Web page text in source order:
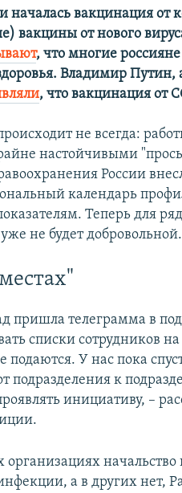
началась вакцинация от
вакцины от нового
, что многие
Владимир
, что вакцинация от
не всегда:
настойчивыми
России
календарь
Теперь для
не будет добровольной.
пришла телеграмма в
списки сотрудников
подаются. У нас пока
подразделения к
инициативу, –
организациях
а в других нет,